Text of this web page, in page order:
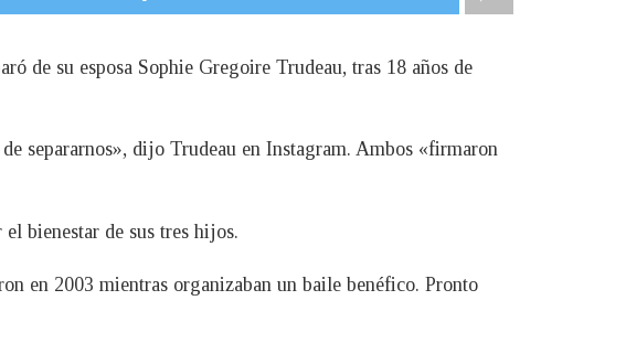
de su esposa Sophie Gregoire Trudeau, tras 18 años de
separarnos», dijo Trudeau en Instagram. Ambos «firmaron
bienestar de sus tres hijos.
en 2003 mientras organizaban un baile benéfico. Pronto